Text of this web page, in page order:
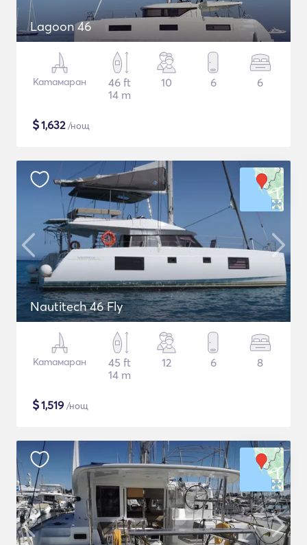
Lagoon 46
Катамаран
46 ft
14 m
10 6 6
$1,632/нощ
Nautitech 46 Fly
Катамаран
45 ft
14 m
12 6 8
$1,519 /нощ